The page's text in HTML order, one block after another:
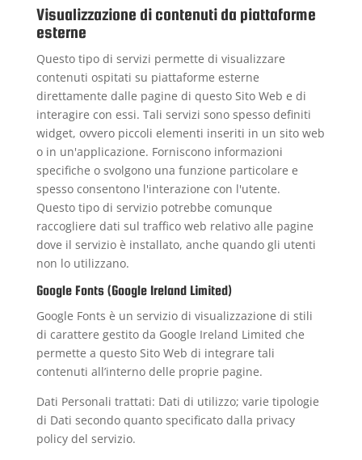
Visualizzazione di contenuti da piattaforme
esterne
Questo tipo di servizi permette di visualizzare
contenuti ospitati su piattaforme esterne
direttamente dalle pagine di questo Sito Web e di
interagire con essi. Tali servizi sono spesso definiti
widget, ovvero piccoli elementi inseriti in un sito web
o in un'applicazione. Forniscono informazioni
specifiche o svolgono una funzione particolare e
spesso consentono l'interazione con l'utente.
Questo tipo di servizio potrebbe comunque
raccogliere dati sul traffico web relativo alle pagine
dove il servizio è installato, anche quando gli utenti
non lo utilizzano.
Google Fonts (Google Ireland Limited)
Google Fonts è un servizio di visualizzazione di stili
di carattere gestito da Google Ireland Limited che
permette a questo Sito Web di integrare tali
contenuti all’interno delle proprie pagine.
Dati Personali trattati: Dati di utilizzo; varie tipologie
di Dati secondo quanto specificato dalla privacy
policy del servizio.